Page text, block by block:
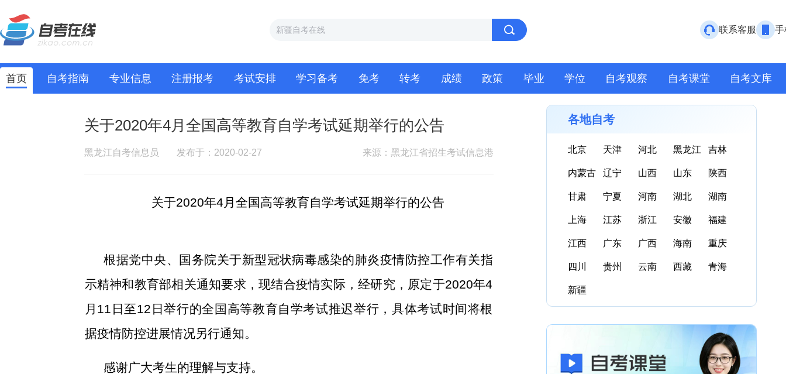
联系客服 手
首页 自考指南 专业信息 注册报考 考试安排 学习备考 免考 转考 成绩 政策 毕业 学位 自考观察 自考课堂 自考文库
关于2020年4月全国高等教育自学考试延期举行的公告
黑龙江自考信息员 发布于：2020-02-27 来源：黑龙江省招生考试信息港
关于2020年4月全国高等教育自学考试延期举行的公告
根据党中央、国务院关于新型冠状病毒感染的肺炎疫情防控工作有关指
示精神和教育部相关通知要求，现结合疫情实际，经研究，原定于2020年4
月11日至12日举行的全国高等教育自学考试推迟举行，具体考试时间将根
据疫情防控进展情况另行通知。
感谢广大考生的理解与支持。
各地自考
北京 天津 河北 黑龙江 吉林
内蒙古 辽宁 山西 山东 陕西
甘肃 宁夏 河南 湖北 湖南
上海 江苏 浙江 安徽 福建
江西 广东 广西 海南 重庆
四川 贵州 云南 西藏 青海
新疆